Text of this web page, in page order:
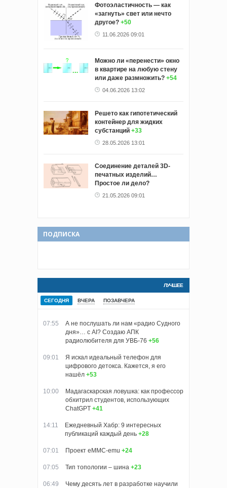
Фотоэластичность — как
«загнуть» свет или нечто
другое? +50
11.06.2026 09:01
Можно ли «перенести» окно
в квартире на любую стену
или даже размножить? +54
04.06.2026 13:02
Решето как гипотетический
контейнер для жидких
субстанций +33
28.05.2026 13:01
Соединение деталей 3D-
печатных изделий…
Простое ли дело?
21.05.2026 09:01
ПОДПИСКА
ЛУЧШЕЕ
СЕГОДНЯ ВЧЕРА ПОЗАВЧЕРА
07:55
А не послушать ли нам «радио Судного
дня»… с AI? Создаю АПК
радиолюбителя для УВБ-76 +56
09:01
Я искал идеальный телефон для
цифрового детокса. Кажется, я его
нашёл +53
10:00
Мадагаскарская ловушка: как профессор
обхитрил студентов, использующих
ChatGPT +41
14:11
Ежедневный Хабр: 9 интересных
публикаций каждый день +28
07:01 Проект eMMC-emu +24
07:05 Тип топологии – шина +23
06:49
Чему десять лет в разработке научили